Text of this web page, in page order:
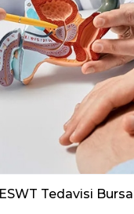
ESWT Tedavisi Bursa